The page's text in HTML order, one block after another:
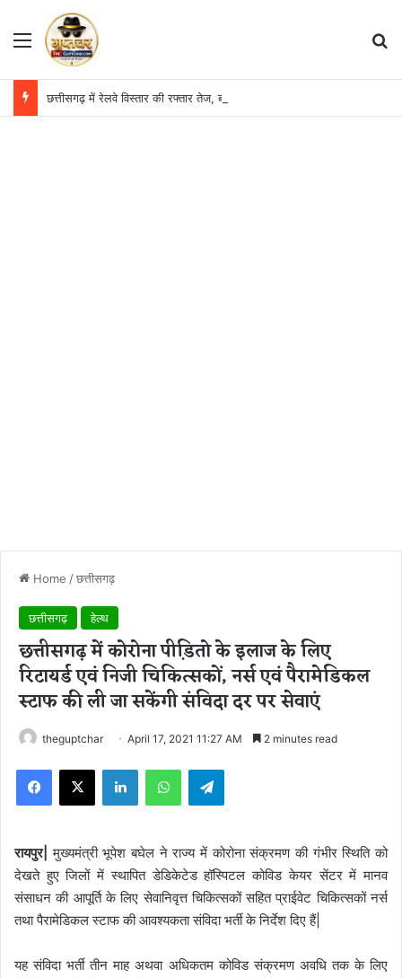
Menu
Home /छत्तीसगढ़
छत्तीसगढ़ हेल्थ
छत्तीसगढ़ में कोरोना पीडि़तो के इलाज के लिए
रिटायर्ड एवं निजी चिकित्सकों, नर्स एवं पैरामेडिकल
स्टाफ की ली जा सकेंगी संविदा दर पर सेवाएं
theguptchar April 17, 2021 11:27 AM 2 minutes read
रायपुर| मुख्यमंत्री भूपेश बघेल ने राज्य में कोरोना संक्रमण की गंभीर स्थिति को
देखते हुए जिलों में स्थापित डेडिकेटेड हॉस्पिटल कोविड केयर सेंटर में मानव
संसाधन की आपूर्ति के लिए सेवानिवृत्त चिकित्सकों सहित प्राईवेट चिकित्सकों नर्स
तथा पैरामेडिकल स्टाफ की आवश्यकता संविदा भर्ती के निर्देश दिए हैं|
यह संविदा भर्ती तीन माह अथवा अधिकतम कोविड संक्रमण अवधि तक के लिए